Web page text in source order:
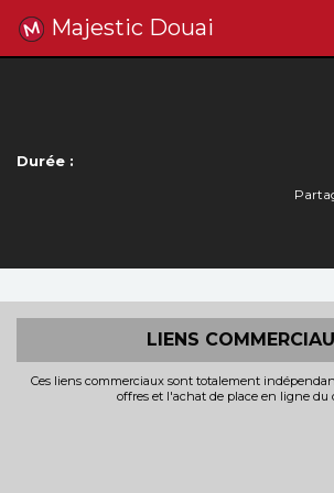
Majestic Douai
Durée :
LIENS
Ces liens commerciaux sont totalement
offres et l'achat de place en ligne du